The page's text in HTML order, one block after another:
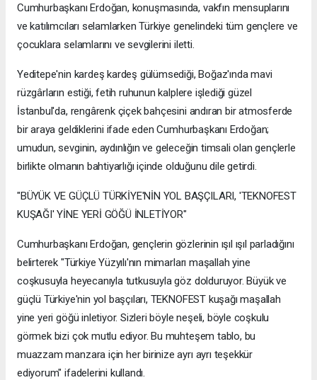
Cumhurbaşkanı Erdoğan, konuşmasında, vakfın mensuplarını
ve katılımcıları selamlarken Türkiye genelindeki tüm gençlere ve
çocuklara selamlarını ve sevgilerini iletti.
Yeditepe'nin kardeş kardeş gülümsediği, Boğaz'ında mavi
rüzgârların estiği, fetih ruhunun kalplere işlediği güzel
İstanbul'da, rengârenk çiçek bahçesini andıran bir atmosferde
bir araya geldiklerini ifade eden Cumhurbaşkanı Erdoğan;
umudun, sevginin, aydınlığın ve geleceğin timsali olan gençlerle
birlikte olmanın bahtiyarlığı içinde olduğunu dile getirdi.
"BÜYÜK VE GÜÇLÜ TÜRKİYE'NİN YOL BAŞÇILARI, 'TEKNOFEST
KUŞAĞI' YİNE YERİ GÖĞÜ İNLETİYOR"
Cumhurbaşkanı Erdoğan, gençlerin gözlerinin ışıl ışıl parladığını
belirterek "Türkiye Yüzyılı'nın mimarları maşallah yine
coşkusuyla heyecanıyla tutkusuyla göz dolduruyor. Büyük ve
güçlü Türkiye'nin yol başçıları, TEKNOFEST kuşağı maşallah
yine yeri göğü inletiyor. Sizleri böyle neşeli, böyle coşkulu
görmek bizi çok mutlu ediyor. Bu muhteşem tablo, bu
muazzam manzara için her birinize ayrı ayrı teşekkür
ediyorum" ifadelerini kullandı.